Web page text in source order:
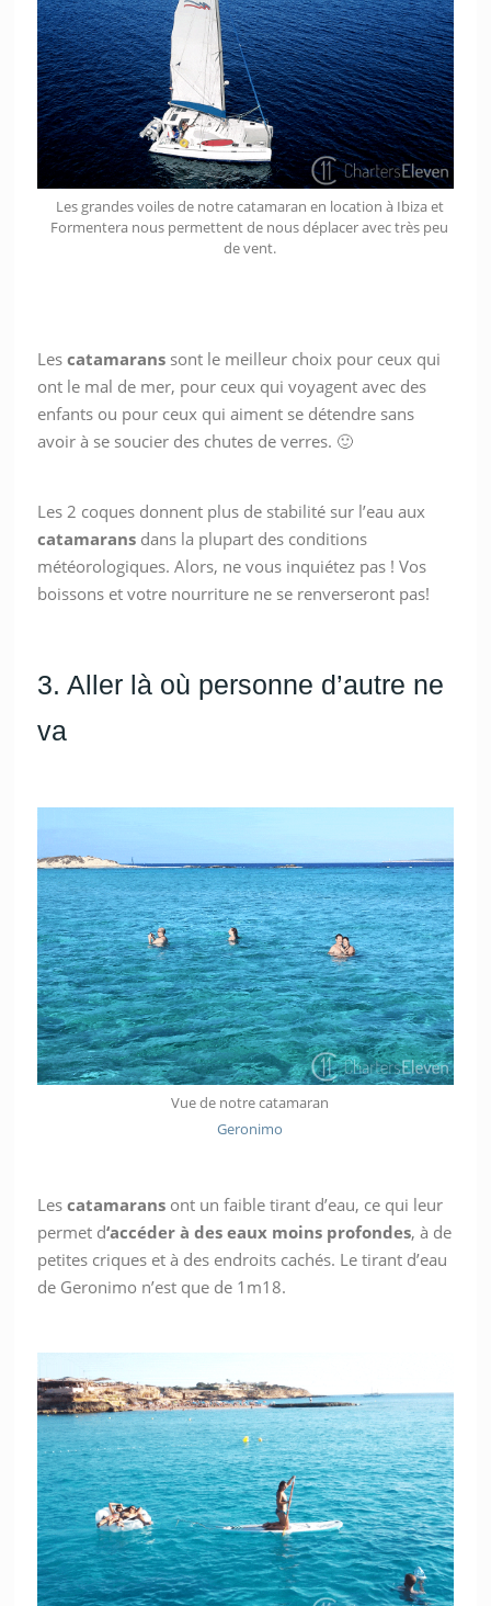
Les grandes voiles de notre catamaran en location à Ibiza et
Formentera nous permettent de nous déplacer avec très peu
de vent.
Lescatamarans sont le meilleur choix pour ceux qui
ont le mal de mer, pour ceux qui voyagent avec des
enfants ou pour ceux qui aiment se détendre sans
avoir à se soucier des chutes de verres. 🙂
Les 2 coques donnent plus de stabilité sur l’eau aux
catamarans dans la plupart des conditions
météorologiques. Alors, ne vous inquiétez pas ! Vos
boissons et votre nourriture ne se renverseront pas!
3. Aller là où personne d’autre ne
va
Vue de notre catamaran
Geronimo
Lescatamarans ont un faible tirant d’eau, ce qui leur
permet d‘accéder à des eaux moins profondes, à de
petites criques et à des endroits cachés. Le tirant d’eau
de Geronimo n’est que de 1m18.